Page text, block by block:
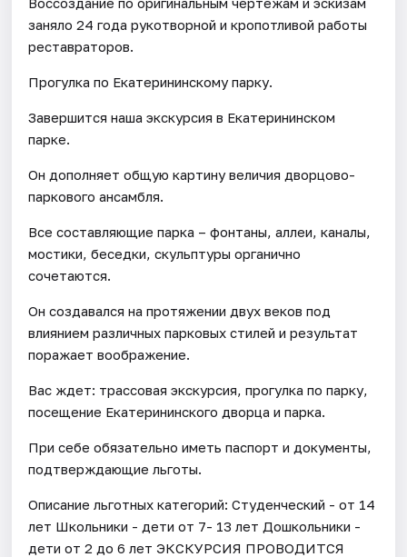
заняло 24 года рукотворной и кропотливой работы
реставраторов.
Прогулка по Екатерининскому парку.
Завершится наша экскурсия в Екатерининском
парке.
Он дополняет общую картину величия дворцово-
паркового ансамбля.
Все составляющие парка – фонтаны, аллеи, каналы,
мостики, беседки, скульптуры органично
сочетаются.
Он создавался на протяжении двух веков под
влиянием различных парковых стилей и результат
поражает воображение.
Вас ждет: трассовая экскурсия, прогулка по парку,
посещение Екатерининского дворца и парка.
При себе обязательно иметь паспорт и документы,
подтверждающие льготы.
Описание льготных категорий: Студенческий - от 14
лет Школьники - дети от 7- 13 лет Дошкольники -
дети от 2 до 6 лет ЭКСКУРСИЯ ПРОВОДИТСЯ